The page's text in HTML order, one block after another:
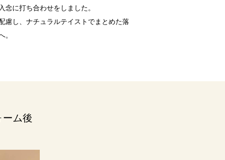
念に打ち合わせをしました。
慮し、ナチュラルテイストでまとめた落
。
ーム後